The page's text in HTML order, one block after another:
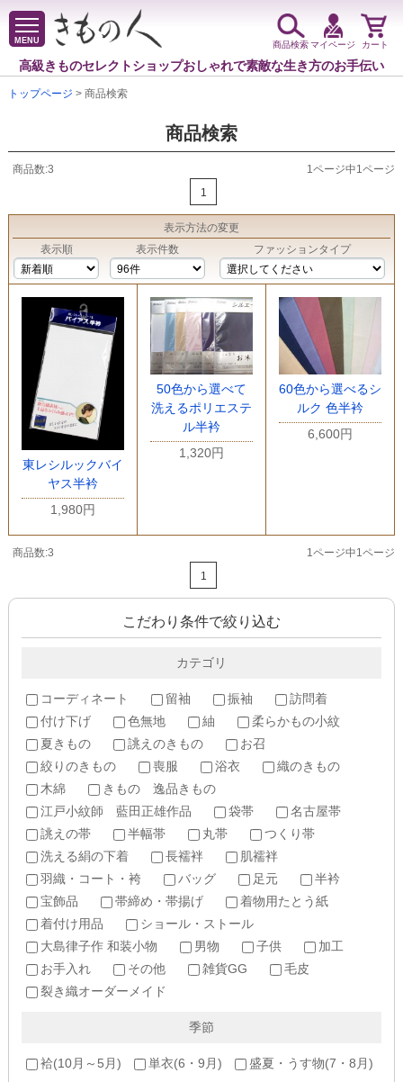
MENU
高級きものセレクトショップおしゃれで素敵な生き方のお手伝い
商品検索マイページ カート
トップページ > 商品検索
商品検索
商品数:3
1ページ中1ページ
1
表示方法の変更
表示順
表示件数 ファッションタイプ
東レシルックバイ
ヤス半衿
1,980円
50色から選べて
洗えるポリエステ
ル半衿
1,320円
60色から選べるシ
ルク 色半衿
6,600円
商品数:3
1ページ中1ページ
1
こだわり条件で絞り込む
カテゴリ
コーディネート 留袖 振袖
訪問着
付け下げ
色無地 紬
柔らかもの小紋
夏きもの
誂えのきもの
お召
絞りのきもの
喪服 浴衣
織のきもの
木綿
きもの 逸品きもの
江戸小紋師 藍田正雄作品
袋帯
名古屋帯
誂えの帯
半幅帯 丸帯
つくり帯
洗える絹の下着
長襦袢
肌襦袢
羽織・コート・袴
バッグ 足元
半衿
宝飾品
帯締め・帯揚げ
着物用たとう紙
着付け用品
ショール・ストール
大島律子作 和装小物
男物 子供
加工
お手入れ
その他 雑貨GG
毛皮
裂き織オーダーメイド
季節
袷(10月～5月) 単衣(6・9月) 盛夏・うす物(7・8月)